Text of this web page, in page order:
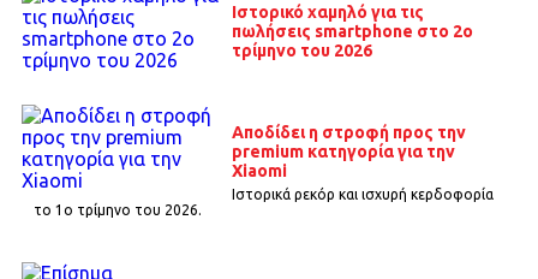
Ιστορικό χαμηλό για τις
πωλήσεις smartphone στο 2ο
τρίμηνο του 2026
Αποδίδει η στροφή προς την
premium κατηγορία για την
Xiaomi
Ιστορικά ρεκόρ και ισχυρή κερδοφορία
το 1o τρίμηνο του 2026.